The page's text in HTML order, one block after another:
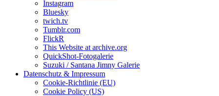
Instagram
Bluesky
twich.tv
Tumblr.com
FlickR
This Website at archive.org
QuickShot-Fotogalerie
Suzuki / Santana Jimny Galerie
Datenschutz & Impressum
Cookie-Richtlinie (EU)
Cookie Policy (US)